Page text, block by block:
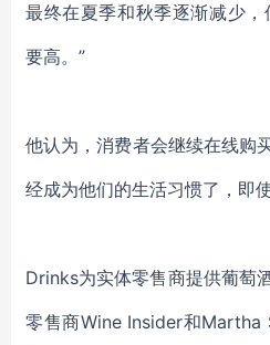
最终在夏季和秋季逐渐减少，
要高。 ”
他认为，消费者会继续在线购
经成为他们的生活习惯了，即
Drinks为实体零售商提供葡萄
零售商Wine Insider和Martha